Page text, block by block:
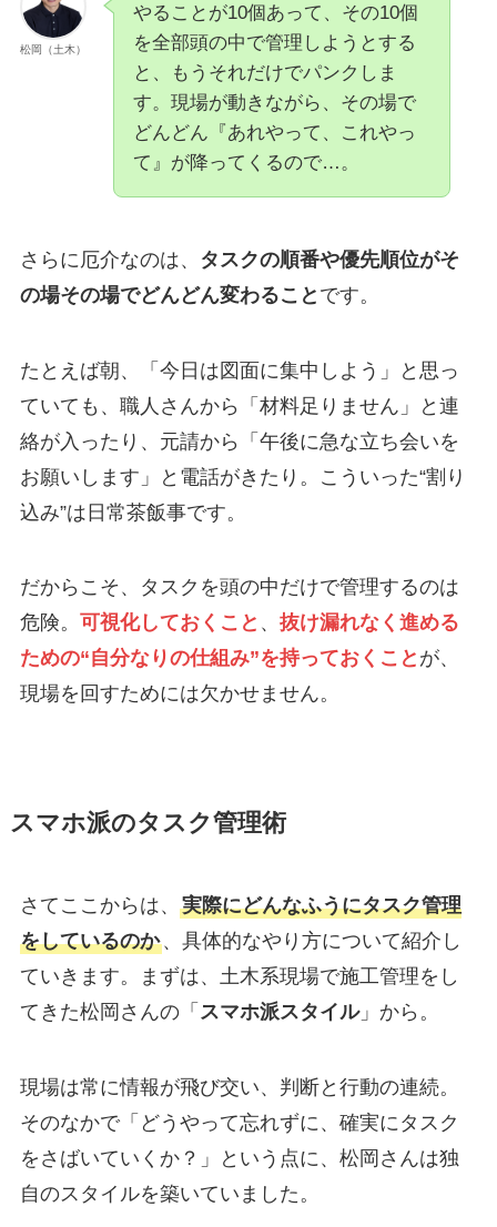
松岡（土木）
やることが10個あって、その10個
を全部頭の中で管理しようとする
と、もうそれだけでパンクしま
す。現場が動きながら、その場で
どんどん『あれやって、これやっ
て』が降ってくるので…。
さらに厄介なのは、
タスクの順番や優先順位がそ
の場その場でどんどん変わること です。
たとえば朝、「今日は図面に集中しよう」と思っ
ていても、職人さんから「材料足りません」と連
絡が入ったり、元請から「午後に急な立ち会いを
お願いします」と電話がきたり。こういった“割り
込み”は日常茶飯事です。
だからこそ、タスクを頭の中だけで管理するのは
危険。 可視化しておくこと 、 抜け漏れなく進める
ための“自分なりの仕組み”を持っておくこと が、
現場を回すためには欠かせません。
スマホ派のタスク管理術
さてここからは、 実際にどんなふうにタスク管理
をしているのか、具体的なやり方について紹介し
ていきます。まずは、土木系現場で施工管理をし
てきた松岡さんの「 スマホ派スタイル」から。
現場は常に情報が飛び交い、判断と行動の連続。
そのなかで「どうやって忘れずに、確実にタスク
をさばいていくか？」という点に、松岡さんは独
自のスタイルを築いていました。